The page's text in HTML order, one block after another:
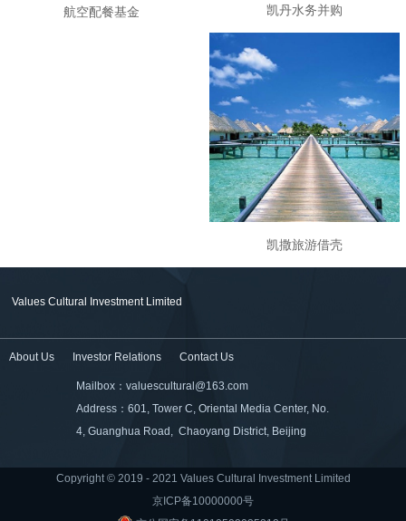
航空配餐基金 凯丹水务并购
Values Cultural Investment Limited
About Us Investor Relations Contact Us
Mailbox：valuescultural@163.com
Address：601, Tower C, Oriental Media Center, No.
4, Guanghua Road, Chaoyang District, Beijing
Copyright © 2019 - 2021 Values Cultural Investment Limited
京ICP备10000000号